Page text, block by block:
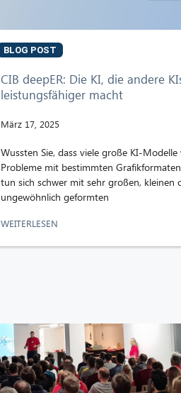
BLOG POST
CIB deepER: Die KI, die andere
leistungsfähiger macht
März 17, 2025
Wussten Sie, dass viele große KI-Modelle
Probleme mit bestimmten
tun sich schwer mit sehr großen, kleinen
ungewöhnlich geformten
WEITERLESEN